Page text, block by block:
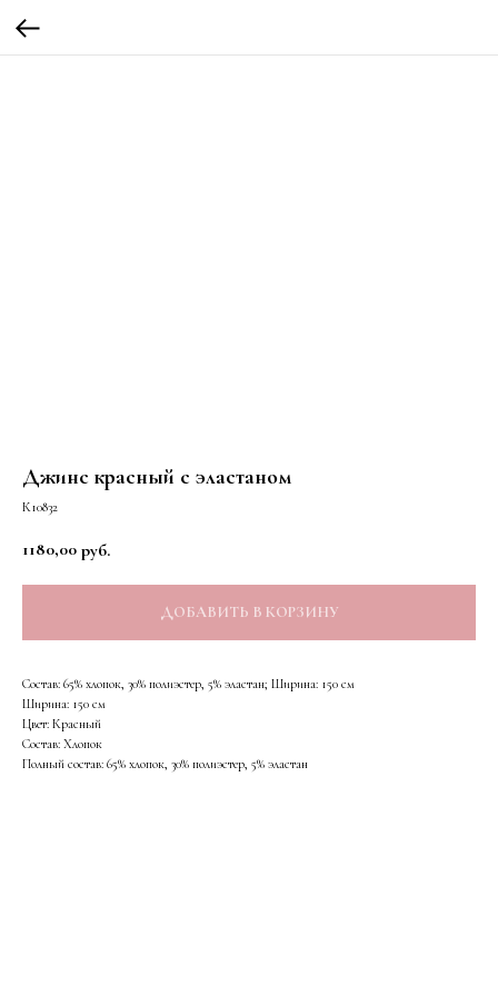
Джинс красный с эластаном
К10832
1180,00 руб.
ДОБАВИТЬ В КОРЗИНУ
Состав: 65% хлопок, 30% полиэстер, 5% эластан; Ширина: 150 см
Ширина: 150 см
Цвет: Красный
Состав: Хлопок
Полный состав: 65% хлопок, 30% полиэстер, 5% эластан